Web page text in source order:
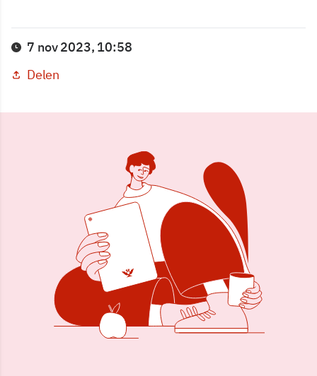
7 nov 2023, 10:58
Delen